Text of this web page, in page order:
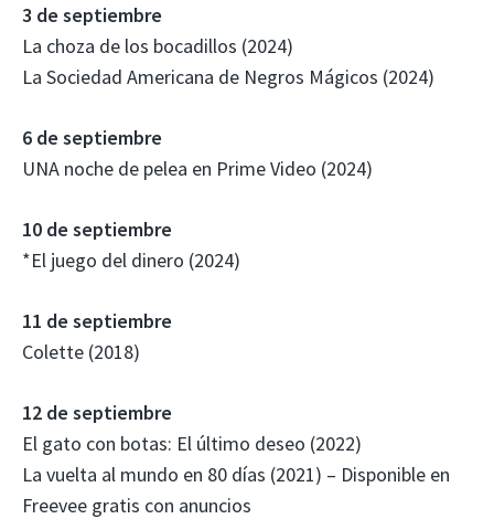
3 de septiembre
La choza de los bocadillos (2024)
La Sociedad Americana de Negros Mágicos (2024)
6 de septiembre
UNA noche de pelea en Prime Video (2024)
10 de septiembre
*El juego del dinero (2024)
11 de septiembre
Colette (2018)
12 de septiembre
El gato con botas: El último deseo (2022)
La vuelta al mundo en 80 días (2021) – Disponible en
Freevee gratis con anuncios